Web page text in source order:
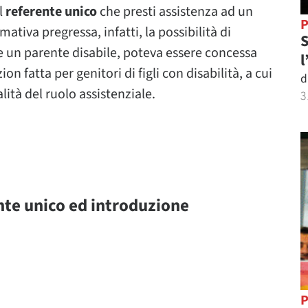
referente unicoche presti assistenza ad un
pregressa, infatti, la possibilità di
parente disabile, poteva essere concessa
fatta per genitori di figli con disabilità, a cui
del ruolo assistenziale.
unico ed introduzione